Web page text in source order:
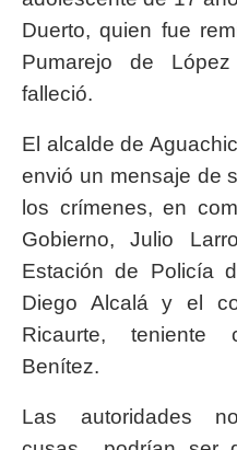
Duerto, quien fue
Pumarejo de
falleció.
El alcalde de
envió un mensaje de
los crímenes, en
Gobierno, Julio
Estación de Policía
Diego Alcalá y el
Ricaurte, teniente
Benítez.
Las autoridades